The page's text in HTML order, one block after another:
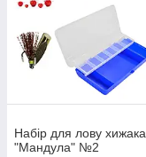
Набір для лову хижака
"Мандула" №2